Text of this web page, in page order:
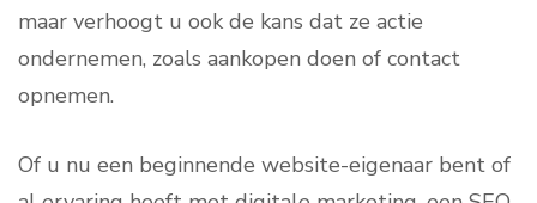
maar verhoogt u ook de kans dat ze actie
ondernemen, zoals aankopen doen of contact
opnemen.
Of u nu een beginnende website-eigenaar bent of